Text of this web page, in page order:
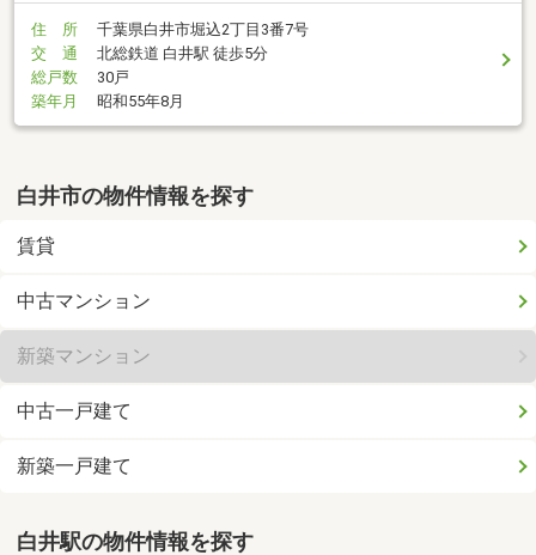
住 所
千葉県白井市堀込2丁目3番7号
交 通
北総鉄道 白井駅 徒歩5分
総戸数
30戸
築年月
昭和55年8月
白井市の物件情報を探す
賃貸
中古マンション
新築マンション
中古一戸建て
新築一戸建て
白井駅の物件情報を探す